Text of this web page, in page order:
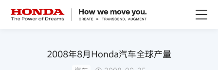
2008年8月Honda汽车全球产量